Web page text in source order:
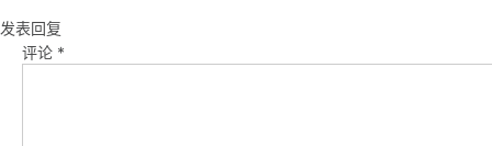
发表回复
评论 *